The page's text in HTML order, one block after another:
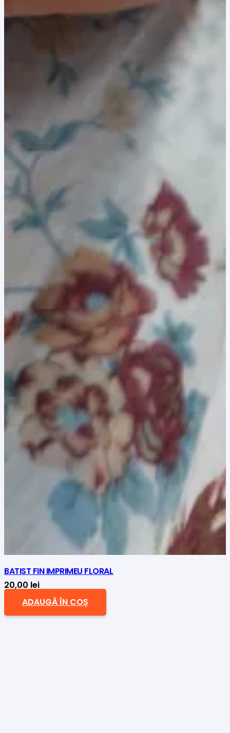
BATIST FIN IMPRIMEU FLORAL
20,00 lei
ADAUGĂ ÎN COȘ